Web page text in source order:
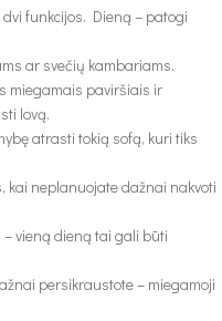
funkcijos. Dieną – patogi
ar svečių kambariams.
miegamais paviršiais ir
lovą.
atrasti tokią sofą, kuri tiks
kai neplanuojate dažnai nakvoti
vieną dieną tai gali būti
persikraustote – miegamoji